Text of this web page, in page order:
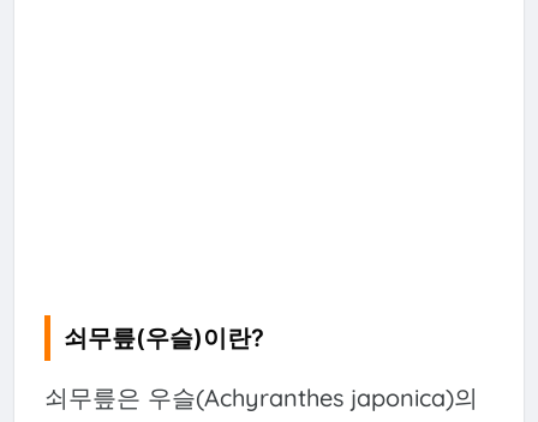
쇠무릎(우슬)이란?
쇠무릎은 우슬(Achyranthes japonica)의